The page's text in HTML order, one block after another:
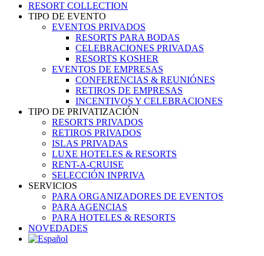
RESORT COLLECTION
TIPO DE EVENTO
EVENTOS PRIVADOS
RESORTS PARA BODAS
CELEBRACIONES PRIVADAS
RESORTS KOSHER
EVENTOS DE EMPRESAS
CONFERENCIAS & REUNIÓNES
RETIROS DE EMPRESAS
INCENTIVOS Y CELEBRACIONES
TIPO DE PRIVATIZACIÓN
RESORTS PRIVADOS
RETIROS PRIVADOS
ISLAS PRIVADAS
LUXE HOTELES & RESORTS
RENT-A-CRUISE
SELECCIÓN INPRIVA
SERVICIOS
PARA ORGANIZADORES DE EVENTOS
PARA AGENCIAS
PARA HOTELES & RESORTS
NOVEDADES